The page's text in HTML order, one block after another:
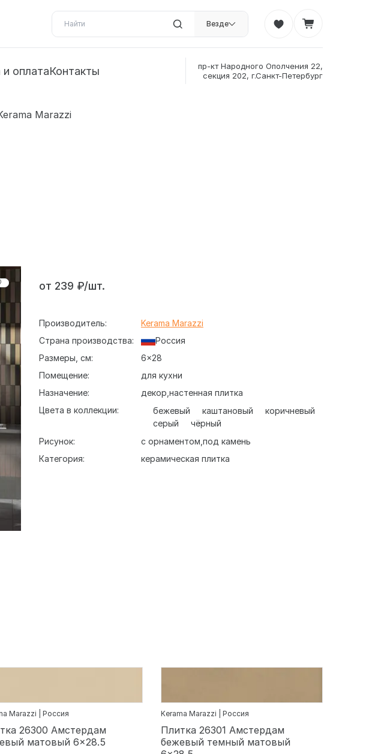
Везде
оплатаКонтакты
пр-кт Народного Ополчения 22,
секция 202, г.Санкт-Петербург
Marazzi
от 239 ₽/шт.
Производитель:
Kerama Marazzi
Страна производства:
Россия
Размеры, см:
6x28
Помещение:
для кухни
Назначение:
декор настенная плитка
Цвета в коллекции:
бежевый каштановый
коричневый
серый
чёрный
Рисунок:
с орнаментом под камень
Категория:
керамическая плитка
Marazzi | Россия
26300 Амстердам
матовый 6x28.5
Kerama Marazzi | Россия
Плитка 26301 Амстердам
бежевый темный матовый